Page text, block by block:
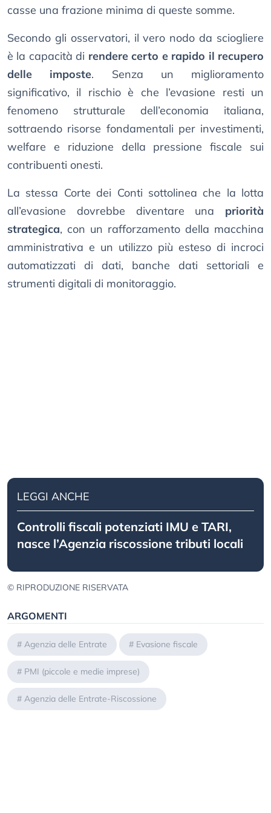
casse una frazione minima di queste somme.
Secondo gli osservatori, il vero nodo da sciogliere
è la capacità di rendere certo e rapido il recupero
delle imposte. Senza un miglioramento
significativo, il rischio è che l’evasione resti un
fenomeno strutturale dell’economia italiana,
sottraendo risorse fondamentali per investimenti,
welfare e riduzione della pressione fiscale sui
contribuenti onesti.
La stessa Corte dei Conti sottolinea che la lotta
all’evasione dovrebbe diventare una priorità
strategica, con un rafforzamento della macchina
amministrativa e un utilizzo più esteso di incroci
automatizzati di dati, banche dati settoriali e
strumenti digitali di monitoraggio.
LEGGI ANCHE
Controlli fiscali potenziati IMU e TARI,
nasce l’Agenzia riscossione tributi locali
© RIPRODUZIONE RISERVATA
ARGOMENTI
# Agenzia delle Entrate # Evasione fiscale
# PMI (piccole e medie imprese)
# Agenzia delle Entrate-Riscossione